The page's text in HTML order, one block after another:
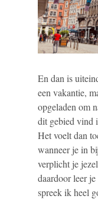
En dan is
een vakantie,
opgeladen om
dit gebied vind
Het voelt dan
wanneer je in
verplicht je
daardoor leer
spreek ik heel